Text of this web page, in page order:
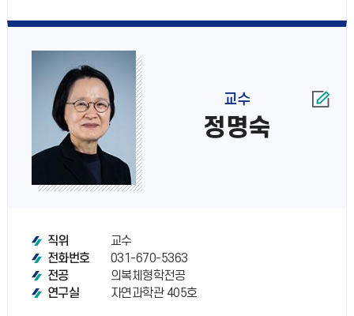
교수
정명숙
직위
교수
전화번호
031-670-5363
전공
의복체형학전공
연구실
자연과학관 405호